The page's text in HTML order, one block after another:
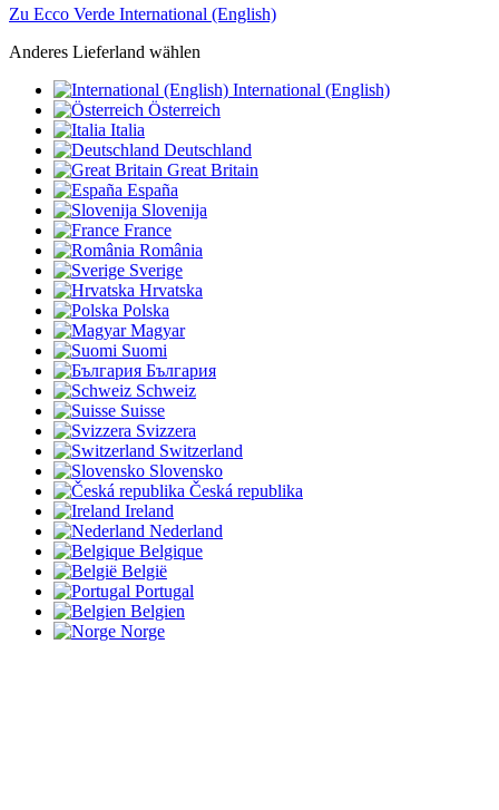
Zu Ecco Verde International (English)
Anderes Lieferland wählen
International (English)
Österreich
Italia
Deutschland
Great Britain
España
Slovenija
France
România
Sverige
Hrvatska
Polska
Magyar
Suomi
България
Schweiz
Suisse
Svizzera
Switzerland
Slovensko
Česká republika
Ireland
Nederland
Belgique
België
Portugal
Belgien
Norge